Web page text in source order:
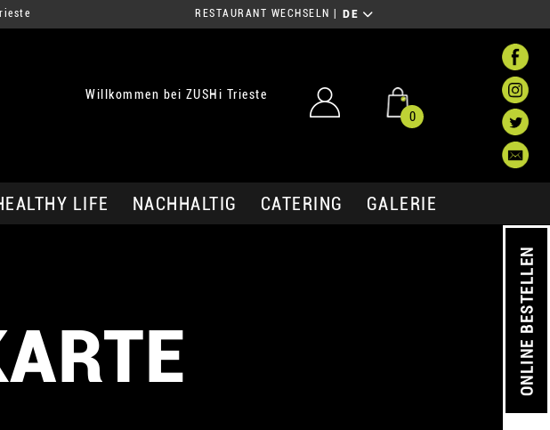
RESTAURANT WECHSELN DE
Willkommen bei ZUSHi Trieste
0
LIFE NACHHALTIG CATERING GALERIE
ONLINE BESTELLEN